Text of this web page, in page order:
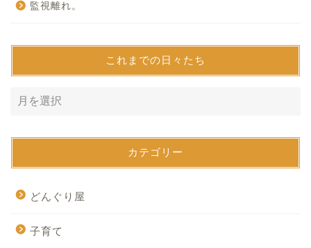
監視離れ。
これまでの日々たち
カテゴリー
どんぐり屋
子育て